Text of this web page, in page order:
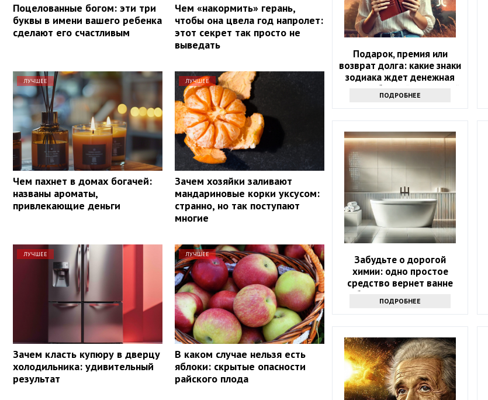
Поцелованные богом: эти три
буквы в имени вашего ребенка
сделают его счастливым
Чем «накормить» герань,
чтобы она цвела год напролет:
этот секрет так просто не
выведать
ЛУЧШЕЕ
Чем пахнет в домах богачей:
названы ароматы,
привлекающие деньги
ЛУЧШЕЕ
Зачем хозяйки заливают
мандариновые корки уксусом:
странно, но так поступают
многие
ЛУЧШЕЕ
Зачем класть купюру в дверцу
холодильника: удивительный
результат
ЛУЧШЕЕ
В каком случае нельзя есть
яблоки: скрытые опасности
райского плода
Подарок, премия или
возврат долга: какие знаки
зодиака ждет денежная
удача в ближайшие 5 дней
ПОДРОБНЕЕ
Забудьте о дорогой
химии: одно простое
средство вернет ванне
белизну за 10 минут
ПОДРОБНЕЕ